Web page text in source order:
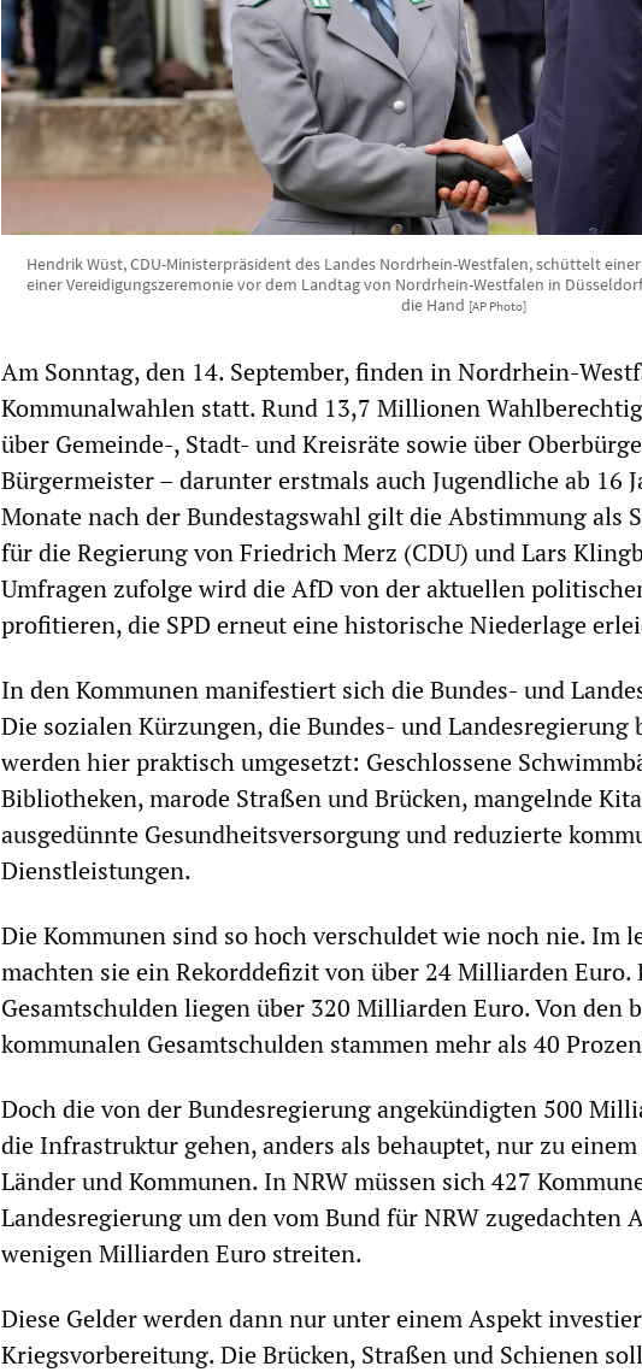
Hendrik Wüst, CDU-Ministerpräsident des Landes Nordrhein-Westfalen, schüttelt
einer Vereidigungszeremonie vor dem Landtag von Nordrhein-Westfalen in
die Hand [AP Photo]
Am Sonntag, den 14. September, finden in Nordrhein-
Kommunalwahlen statt. Rund 13,7 Millionen
über Gemeinde-, Stadt- und Kreisräte sowie über
Bürgermeister – darunter erstmals auch Jugendliche ab 16
Monate nach der Bundestagswahl gilt die Abstimmung als
für die Regierung von Friedrich Merz (CDU) und Lars
Umfragen zufolge wird die AfD von der aktuellen
profitieren, die SPD erneut eine historische Niederlage
In den Kommunen manifestiert sich die Bundes- und
Die sozialen Kürzungen, die Bundes- und Landesregierung
werden hier praktisch umgesetzt: Geschlossene
Bibliotheken, marode Straßen und Brücken, mangelnde
ausgedünnte Gesundheitsversorgung und reduzierte
Dienstleistungen.
Die Kommunen sind so hoch verschuldet wie noch nie. Im
machten sie ein Rekorddefizit von über 24 Milliarden Euro.
Gesamtschulden liegen über 320 Milliarden Euro. Von den
kommunalen Gesamtschulden stammen mehr als 40
Doch die von der Bundesregierung angekündigten 500
die Infrastruktur gehen, anders als behauptet, nur zu
Länder und Kommunen. In NRW müssen sich 427
Landesregierung um den vom Bund für NRW zugedachten
wenigen Milliarden Euro streiten.
Diese Gelder werden dann nur unter einem Aspekt
Kriegsvorbereitung. Die Brücken, Straßen und Schienen